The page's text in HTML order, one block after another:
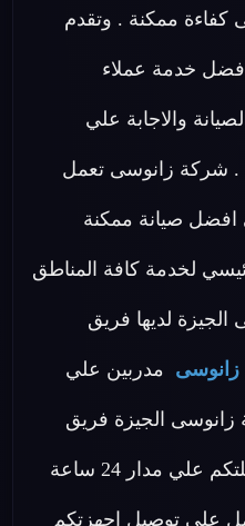
كفاءة ممكنة . وتقدم
خدمة عملاء
والاجابة علي
. شركة زانوسى تعمل
صيانة ممكنة
لخدمة كافة المناطق
لديها فريق
زانوسى مدربين علي
زانوسى الجيزة فريق
مخصص للرد علي كافة اسئلتكم علي مدار 24 ساعة
علي توصيل اجهزتكم